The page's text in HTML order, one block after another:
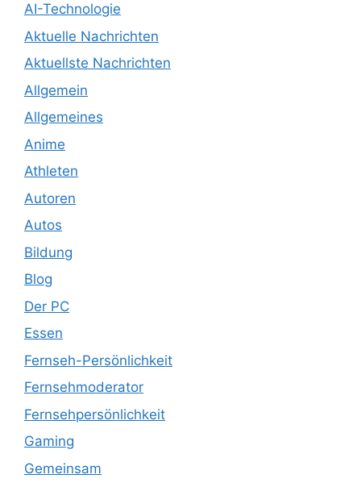
AI-Technologie
Aktuelle Nachrichten
Aktuellste Nachrichten
Allgemein
Allgemeines
Anime
Athleten
Autoren
Autos
Bildung
Blog
Der PC
Essen
Fernseh-Persönlichkeit
Fernsehmoderator
Fernsehpersönlichkeit
Gaming
Gemeinsam